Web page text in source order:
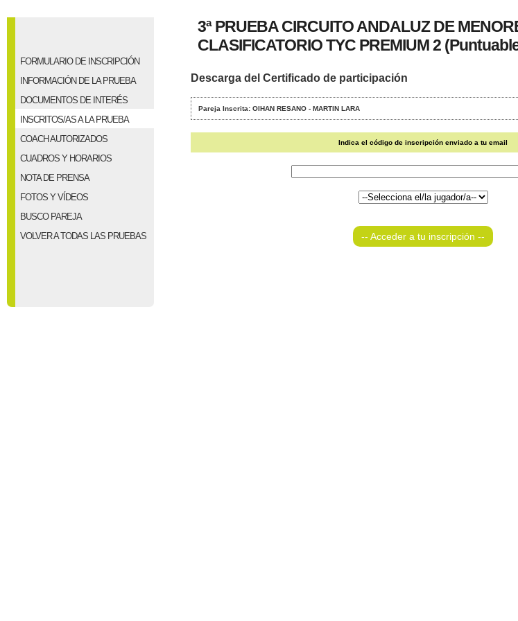
FORMULARIO DE INSCRIPCIÓN
INFORMACIÓN DE LA PRUEBA
DOCUMENTOS DE INTERÉS
INSCRITOS/AS A LA PRUEBA
COACH AUTORIZADOS
CUADROS Y HORARIOS
NOTA DE PRENSA
FOTOS Y VÍDEOS
BUSCO PAREJA
VOLVER A TODAS LAS PRUEBAS
3ª PRUEBA CIRCUITO ANDALUZ DE
CLASIFICATORIO TYC PREMIUM 2
Descarga del Certificado de participación
Pareja Inscrita: OIHAN RESANO - MARTIN LARA
Indica el código de inscripción enviado a tu email
-- Acceder a tu inscripción --